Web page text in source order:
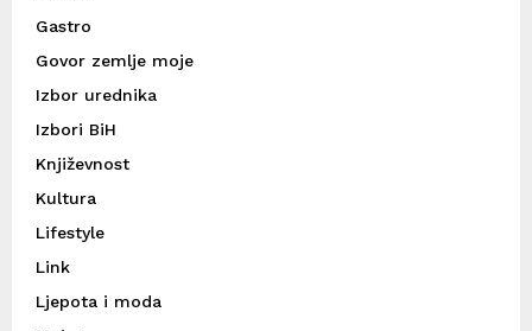
Gastro
Govor zemlje moje
Izbor urednika
Izbori BiH
Književnost
Kultura
Lifestyle
Link
Ljepota i moda